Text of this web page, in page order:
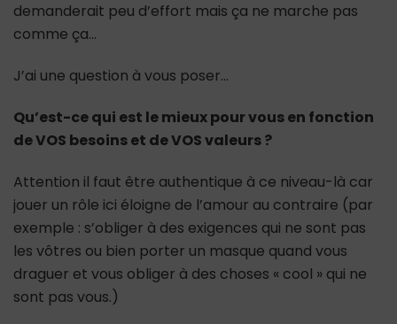
demanderait peu d’effort mais ça ne marche pas
comme ça…
J’ai une question à vous poser…
Qu’est-ce qui est le mieux pour vous en fonction
de VOS besoins et de VOS valeurs ?
Attention il faut être authentique à ce niveau-là car
jouer un rôle ici éloigne de l’amour au contraire (par
exemple : s’obliger à des exigences qui ne sont pas
les vôtres ou bien porter un masque quand vous
draguer et vous obliger à des choses « cool » qui ne
sont pas vous.)